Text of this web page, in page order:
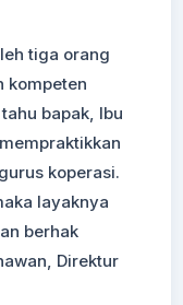
tiga orang
kompeten
bapak, Ibu
koperasi.
layaknya
berhak
Direktur